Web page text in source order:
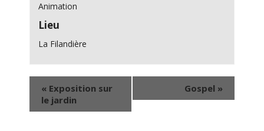
Animation
Lieu
La Filandière
« Exposition sur
le jardin
Gospel »